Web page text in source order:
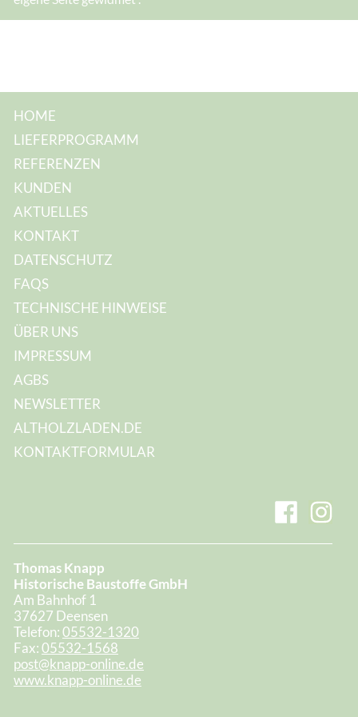
M
:
E
-
M
a
i
-
A
d
r
e
s
e
:
HOME
LIEFERPROGRAMM
REFERENZEN
KUNDEN
AKTUELLES
KONTAKT
DATENSCHUTZ
FAQS
TECHNISCHE HINWEISE
ÜBER UNS
IMPRESSUM
AGBS
NEWSLETTER
ALTHOLZLADEN.DE
KONTAKTFORMULAR
Thomas Knapp
Historische Baustoffe GmbH
Am Bahnhof 1
37627 Deensen
Telefon:05532-1320
Fax:05532-1568
post@knapp-online.de
www.knapp-online.de